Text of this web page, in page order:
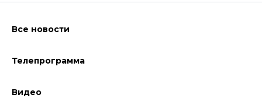
Все новости
Телепрограмма
Видео